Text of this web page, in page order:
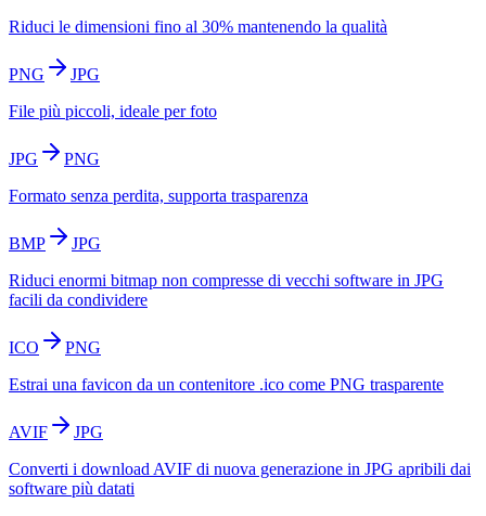
Riduci le dimensioni fino al 30% mantenendo la qualità
PNG
JPG
File più piccoli, ideale per foto
JPG
PNG
Formato senza perdita, supporta trasparenza
BMP
JPG
Riduci enormi bitmap non compresse di vecchi software in JPG
facili da condividere
ICO
PNG
Estrai una favicon da un contenitore .ico come PNG trasparente
AVIF
JPG
Converti i download AVIF di nuova generazione in JPG apribili dai
software più datati